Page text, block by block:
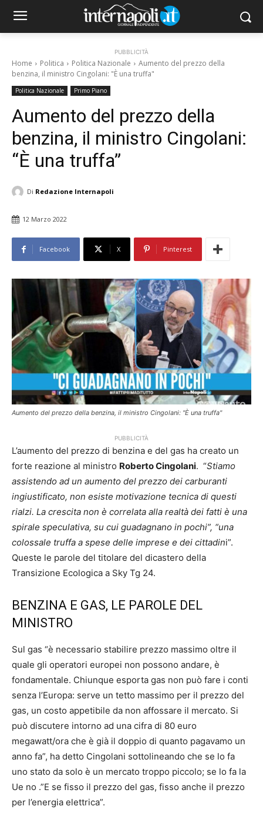
PUBBLICITÀ
Home Politica Politica Nazionale
Aumento del prezzo della
benzina, il ministro Cingolani: "È una truffa"
Politica Nazionale Primo Piano
Aumento del prezzo della
benzina, il ministro Cingolani:
“È una truffa”
Di Redazione Internapoli
12 Marzo 2022
Facebook X Pinterest
Aumento del prezzo della benzina, il ministro Cingolani: "È una truffa"
PUBBLICITÀ
L’aumento del prezzo di benzina e del gas ha creato un
forte reazione al ministro Roberto Cingolani. “Stiamo
assistendo ad un aumento del prezzo dei carburanti
ingiustificato, non esiste motivazione tecnica di questi
rialzi. La crescita non è correlata alla realtà dei fatti è una
spirale speculativa, su cui guadagnano in pochi”, “una
colossale truffa a spese delle imprese e dei cittadini”.
Queste le parole del titolare del dicastero della
Transizione Ecologica a Sky Tg 24.
BENZINA E GAS, LE PAROLE DEL
MINISTRO
Sul gas “è necessario stabilire prezzo massimo oltre il
quale gli operatori europei non possono andare, è
fondamentale. Chiunque esporta gas non può fare i conti
senza l’Europa: serve un tetto massimo per il prezzo del
gas, un costo appetibile da non affossare il mercato. Si
può discutere intorno ad una cifra di 80 euro
megawatt/ora che è già il doppio di quanto pagavamo un
anno fa”, ha detto Cingolani sottolineando che se lo fa
uno stato da solo è un mercato troppo piccolo; se lo fa la
Ue no .”E se fisso il prezzo del gas, fisso anche il prezzo
per l’energia elettrica”.